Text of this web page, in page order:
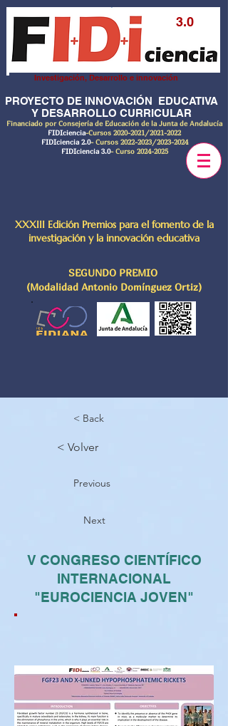
3.0
Investigación, Desarrollo e innovación
PROYECTO DE INNOVACIÓN EDUCATIVA
Y DESARROLLO CURRICULAR
Financiado por Consejería de Educación de la Junta de Andalucía
FIDIciencia-Cursos 2020-2021 /2021-2022
FIDIciencia 2.0- Cursos 2022-2023/2023-2024
FIDIciencia 3.0- Curso 2024-2025
XXXIII Edición Premios para el fomento de la
investigación y la innovación educativa
SEGUNDO PREMIO
(Modalidad Antonio Domínguez Ortiz)
< Back
< Volver
Previous
Next
V CONGRESO CIENTÍFICO
INTERNACIONAL
"EUROCIENCIA JOVEN"